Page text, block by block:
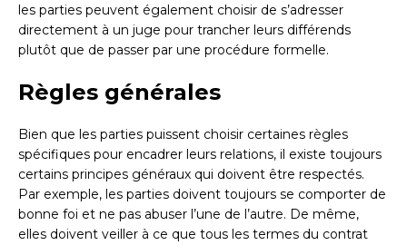
les parties peuvent également choisir de s’adresser
directement à un juge pour trancher leurs différends
plutôt que de passer par une procédure formelle.
Règles générales
Bien que les parties puissent choisir certaines règles
spécifiques pour encadrer leurs relations, il existe toujours
certains principes généraux qui doivent être respectés.
Par exemple, les parties doivent toujours se comporter de
bonne foi et ne pas abuser l’une de l’autre. De même,
elles doivent veiller à ce que tous les termes du contrat